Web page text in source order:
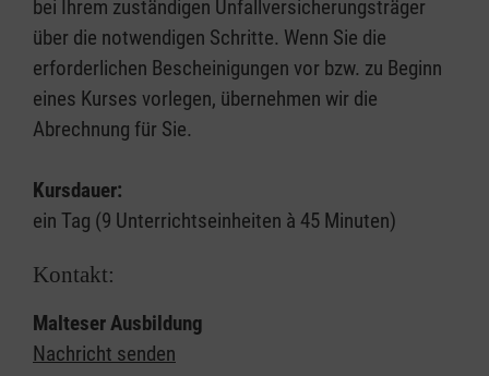
bei Ihrem zuständigen Unfallversicherungsträger
über die notwendigen Schritte. Wenn Sie die
erforderlichen Bescheinigungen vor bzw. zu Beginn
eines Kurses vorlegen, übernehmen wir die
Abrechnung für Sie.
Kursdauer:
ein Tag (9 Unterrichtseinheiten à 45 Minuten)
Kontakt:
Malteser Ausbildung
Nachricht senden